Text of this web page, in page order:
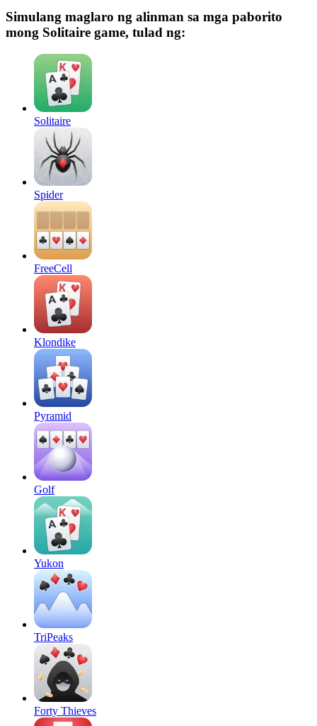
Simulang maglaro ng alinman sa mga paborito
mong Solitaire game, tulad ng:
Solitaire
Spider
FreeCell
Klondike
Pyramid
Golf
Yukon
TriPeaks
Forty Thieves